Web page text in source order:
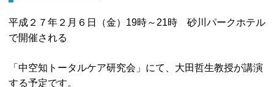
平成２７年２月６日（金）19時～21時 砂川パークホテル
で開催される
「中空知トータルケア研究会」にて、大田哲生教授が講演
する予定です。